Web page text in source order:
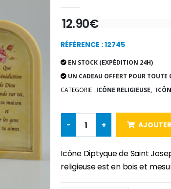
12.90€
RÉFÉRENCE : 12745
EN STOCK (EXPÉDITION 24H)
UN CADEAU OFFERT POUR TOUTE
CATEGORIE : ICÔNE RELIGIEUSE,
- +
Icône Diptyque de Saint
religieuse est en bois et